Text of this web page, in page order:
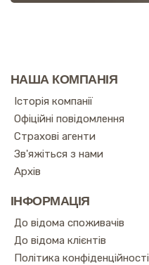
НАША КОМПАНІЯ
Історія компанії
Офіційні повідомлення
Страхові агенти
Зв'яжіться з нами
Архів
ІНФОРМАЦІЯ
До відома споживачів
До відома клієнтів
Політика конфіденційності